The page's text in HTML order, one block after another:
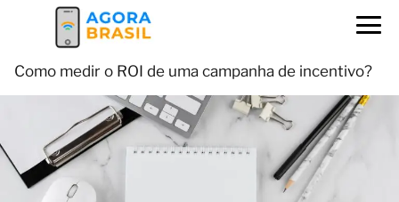
Como medir o ROI de uma campanha de incentivo?